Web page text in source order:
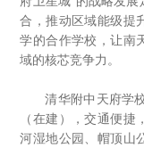
 中文 EN
合，推动区域能级提
学的合作学校，让南
域的核芯竞争力。
清华附中天府学
（在建），交通便
河湿地公园、帽顶山